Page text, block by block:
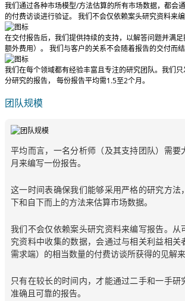
我们通过各种市场模型/方法估算的所有市场数据，都会
的付费访谈进行验证。 我们不会仅依赖案头研究资料来编
在交付报告后，我们提供持续的支持，以解答问题并满
额外费用）。 我们与客户的关系不会随着报告的交付而结
我们在每个领域都有经验丰富且专注的研究团队。我们
分研究的报告， 每份报告平均需1.5至2个月。
团队规模
平均而言，一名分析师（及其支持团队）需要
月来编写一份报告。
这一时间表确保我们能够采用严格的研究方法
下和自下而上的方法来估算市场数据。
我们不会仅依赖案头研究资料来编写报告。从
究资料中收集的数据，会通过与相关利益相关
需求端）的相当数量的付费访谈所获得的见解来
只有在较长的时间内，才能通过二手和一手研
准确且可靠的报告。